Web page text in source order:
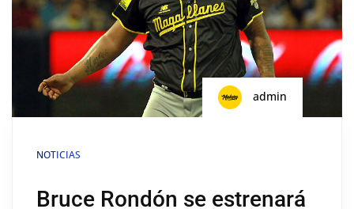
admin
NOTICIAS
Bruce Rondón se estrenará